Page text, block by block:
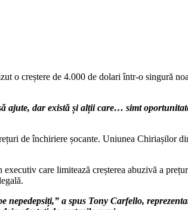
o creștere de 4.000 de dolari într-o singură
ajute, dar există și alții care… simt
de închiriere șocante. Uniunea Chiriașilor
care limitează creșterea abuzivă a
nepedepsiți,” a spus Tony Carfello,